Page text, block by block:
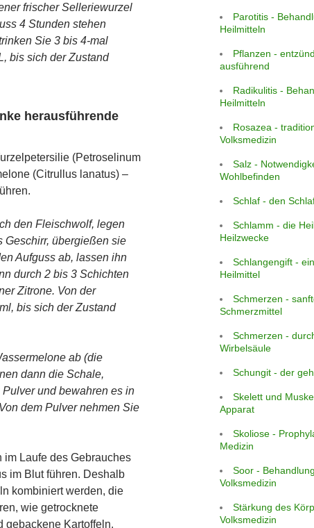
frischer Selleriewurzel
4 Stunden stehen
Sie 3 bis 4-mal
bis sich der Zustand
herausführende
(Petroselinum
(Citrullus lanatus) –
den Fleischwolf, legen
Geschirr, übergießen sie
Aufguss ab, lassen ihn
durch 2 bis 3 Schichten
Zitrone. Von der
bis sich der Zustand
ab (die
dann die Schale,
und bewahren es in
dem Pulver nehmen Sie
im Laufe des Gebrauches
im Blut führen. Deshalb
kombiniert werden, die
wie getrocknete
gebackene Kartoffeln.
Parotitis -
Heilmitteln
Pflanzen -
ausführend
Radikulitis -
Heilmitteln
Rosazea -
Volksmedizin
Salz -
Wohlbefinden
Schlaf - den
Schlamm - die
Heilzwecke
Schlangengift -
Heilmittel
Schmerzen -
Schmerzmittel
Schmerzen -
Wirbelsäule
Schungit - der
Skelett und
Apparat
Skoliose -
Medizin
Soor -
Volksmedizin
Stärkung des
Volksmedizin